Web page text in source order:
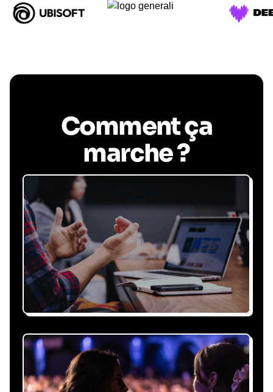
Comment ça
marche ?
Recevez une proposition
sous 24h
Expliquez-nous vos besoins, on vous répond